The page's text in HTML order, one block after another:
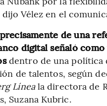
dijo Vélez en el
de una
digital señaló
dentro de una política
de talentos, según
Líneala directora de
Suzana Kubric.